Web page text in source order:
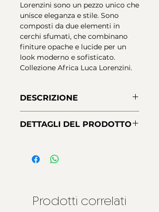
Lorenzini sono un pezzo unico che
unisce eleganza e stile. Sono
composti da due elementi in
cerchi sfumati, che combinano
finiture opache e lucide per un
look moderno e sofisticato.
Collezione Africa Luca Lorenzini.
DESCRIZIONE
argento sterling 925, placcatura
protezione Nano-Varnish per
DETTAGLI DEL PRODOTTO
Placcatura oro giallo 18
Prodotti correlati